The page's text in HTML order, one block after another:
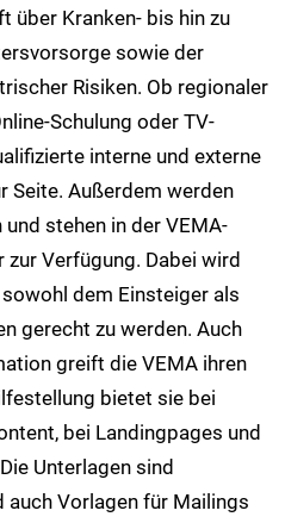
über Kranken- bis hin zu
sowie der
Risiken. Ob regionaler
Schulung oder TV-
interne und externe
Seite. Außerdem werden
stehen in der VEMA-
Verfügung. Dabei wird
dem Einsteiger als
gerecht zu werden. Auch
greift die VEMA ihren
bietet sie bei
bei Landingpages und
Unterlagen sind
Vorlagen für Mailings